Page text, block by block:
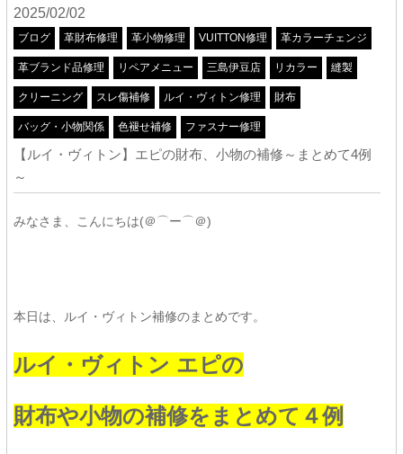
2025/02/02
ブログ 革財布修理 革小物修理 VUITTON修理 革カラーチェンジ
革ブランド品修理 リペアメニュー 三島伊豆店 リカラー 縫製
クリーニング スレ傷補修 ルイ・ヴィトン修理 財布
バッグ・小物関係 色褪せ補修 ファスナー修理
【ルイ・ヴィトン】エピの財布、小物の補修～まとめて4例
～
みなさま、こんにちは(＠⌒ー⌒＠)
本日は、ルイ・ヴィトン補修のまとめです。
ルイ・ヴィトン エピの
財布や小物の補修を まとめて４例